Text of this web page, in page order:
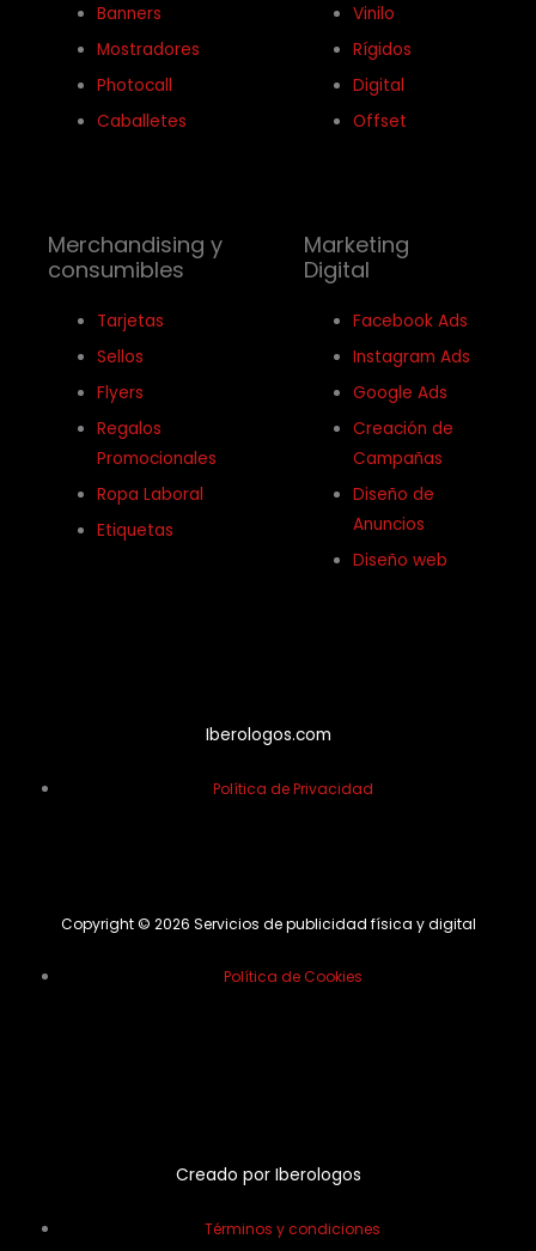
Banners
Mostradores
Photocall
Caballetes
Vinilo
Rígidos
Digital
Offset
Merchandising y
consumibles
Tarjetas
Sellos
Flyers
Regalos
Promocionales
Ropa Laboral
Etiquetas
Marketing
Digital
Facebook Ads
Instagram Ads
Google Ads
Creación de
Campañas
Diseño de
Anuncios
Diseño web
Iberologos.com
Política de Privacidad
Copyright © 2026 Servicios de publicidad física y digital
Política de Cookies
Creado por Iberologos
Términos y condiciones